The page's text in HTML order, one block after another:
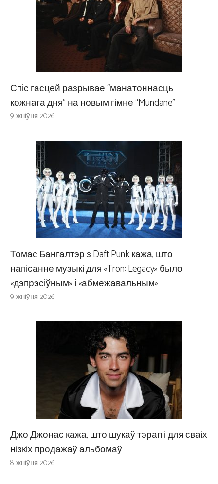
Спіс гасцей разрывае “манатоннасць
кожнага дня” на новым гімне “Mundane”
9 жніўня 2026
Томас Бангалтэр з Daft Punk кажа, што
напісанне музыкі для «Tron: Legacy» было
«дэпрэсіўным» і «абмежавальным»
9 жніўня 2026
Джо Джонас кажа, што шукаў тэрапіі для сваіх
нізкіх продажаў альбомаў
8 жніўня 2026